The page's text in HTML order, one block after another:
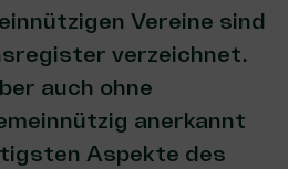
Vereine sind
verzeichnet.
auch ohne
anerkannt
Aspekte des